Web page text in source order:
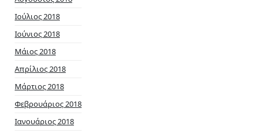
Ιούλιος 2018
Ιούνιος 2018
Μάιος 2018
Απρίλιος 2018
Μάρτιος 2018
Φεβρουάριος 2018
Ιανουάριος 2018